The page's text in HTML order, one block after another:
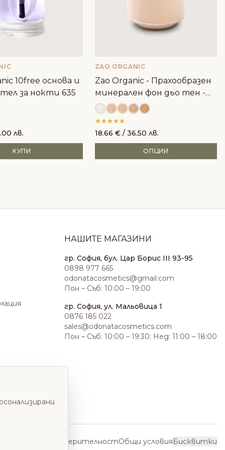
10free основа и
за нокти 635
лв.
КУПИ
ZAO ORGANIC
Zao Organic - Прахообразен
минерален фон дьо тен -
пълнител
18.66 €/ 36.50 лв.
ОПЦИИ
НАШИТЕ МАГАЗИНИ
гр. София, бул. Цар Борис III 93-95
0898 977 665
odonatacosmetics@gmail.com
Пон – Съб: 10:00 – 19:00
гр. София, ул. Мальовица 1
0876 185 022
sales@odonatacosmetics.com
Пон – Съб: 10:00 – 19:30; Нед: 11:00 – 18:00
Политика за поверителностОбщи условияБисквитки